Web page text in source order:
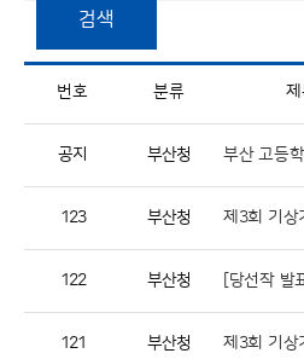
검색
번호 분류
공지 부산청
123 부산청
122 부산청
121 부산청